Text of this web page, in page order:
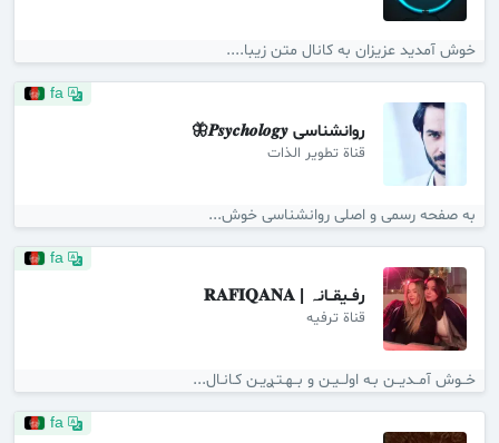
خوش آمدید عزیزان به کانال متن زیبا.️...
روانشناسی 𝑷𝒔𝒚𝒄𝒉𝒐𝒍𝒐𝒈𝒚🦋
قناة تطوير الذات
به صفحه رسمی و اصلی روانشناسی خوش...
رفــیقــانہ | 𝐑𝐀𝐅𝐈𝐐𝐀𝐍𝐀
قناة ترفيه
خــوش آمــدیــن بـه اولــیـن و بــهـتـࢪیـن کـانـال...